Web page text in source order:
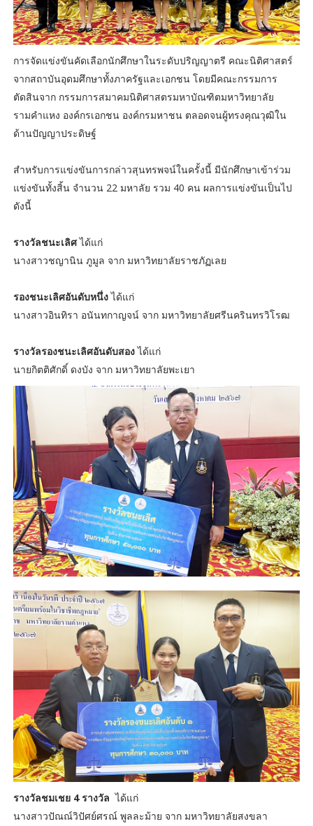
การจัดแข่งขันคัดเลือกนักศึกษาในระดับปริญญาตรี คณะนิติศาสตร์
จากสถาบันอุดมศึกษาทั้งภาครัฐและเอกชน โดยมีคณะกรรมการ
ตัดสินจาก กรรมการสมาคมนิติศาสตรมหาบัณฑิตมหาวิทยาลัย
รามคำแหง องค์กรเอกชน องค์กรมหาชน ตลอดจนผู้ทรงคุณวุฒิใน
ด้านปัญญาประดิษฐ์
สำหรับการแข่งขันการกล่าวสุนทรพจน์ในครั้งนี้ มีนักศึกษาเข้าร่วม
แข่งขันทั้งสิ้น จำนวน 22 มหาลัย รวม 40 คน ผลการแข่งขันเป็นไป
ดังนี้
รางวัลชนะเลิศได้แก่
นางสาวชญานิน ภูมูล จาก มหาวิทยาลัยราชภัฏเลย
รองชนะเลิศอันดับหนึ่งได้แก่
นางสาวอินทิรา อนันทกาญจน์ จาก มหาวิทยาลัยศรีนครินทรวิโรฒ
รางวัลรองชนะเลิศอันดับสองได้แก่
นายกิตติศักดิ์ ดงบัง จาก มหาวิทยาลัยพะเยา
รางวัลชมเชย 4 รางวัล ได้แก่
นางสาวปัณณ์วิปัศย์ศรณ์ พูลละม้าย จาก มหาวิทยาลัยสงขลา